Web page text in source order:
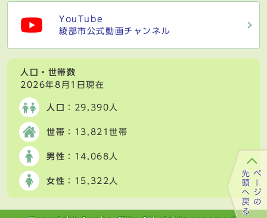
YouTube
綾部市公式動画チャンネル
人口・世帯数
2026年8月1日現在
人口 ：29,390人
世帯 ：13,821世帯
男性 ：14,068人
女性 ：15,322人